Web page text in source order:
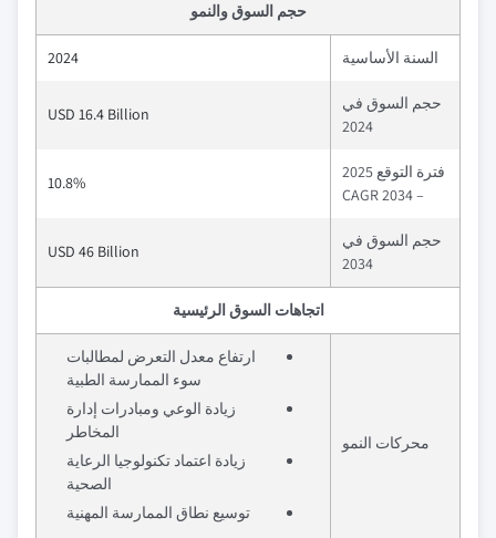
حجم السوق والنمو
السنة الأساسية 2024
حجم السوق في
2024
USD 16.4 Billion
فترة التوقع 2025
– 2034 CAGR
10.8%
حجم السوق في
2034
USD 46 Billion
اتجاهات السوق الرئيسية
محركات النمو
ارتفاع معدل التعرض لمطالبات
سوء الممارسة الطبية
زيادة الوعي ومبادرات إدارة
المخاطر
زيادة اعتماد تكنولوجيا الرعاية
الصحية
توسيع نطاق الممارسة المهنية